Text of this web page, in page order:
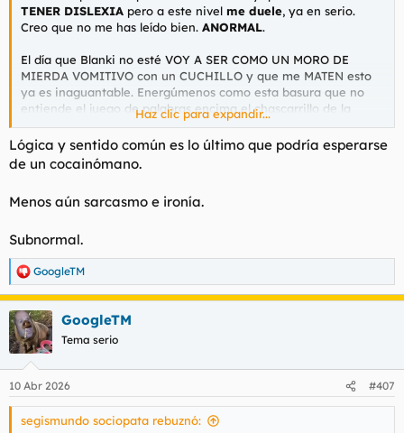
TENER DISLEXIA pero a este nivel me duele, ya en serio.
Creo que no me has leído bien. ANORMAL.
El día que Blanki no esté VOY A SER COMO UN MORO DE
MIERDA VOMITIVO con un CUCHILLO y que me MATEN esto
ya es inaguantable. Energúmenos como esta basura que no
entiende el juego de palabras encima el chascarrillo de la
tierra plana. PEDAZO DE PAYASO MI TÚ NO SABES NI LO QUE
ES UNA PERSONA INTELIGENTE PEDAZO MARICONA, ni lo vas
a saber en tu vida. Pero como estoy borracho y me debo a
seres INFERIORES, con gafas, te lo explico.
LA VERDADERA INTELIGENCIA =
Haz clic para expandir...
Lógica y sentido común es lo último que podría esperarse
de un cocainómano.
Menos aún sarcasmo e ironía.
Subnormal.
R
e
a
c
c
i
e
s
GoogleTM
GoogleTM
Tema serio
10 Abr 2026 #407
segismundo sociopata rebuznó: